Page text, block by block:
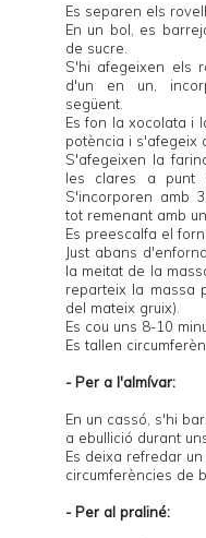
Es separen els
En un bol, es
de sucre.
S'hi afegeixen els
d'un en un,
següent.
Es fon la xocolata i
potència i s'afegeix
S'afegeixen la
les clares a punt
S'incorporen amb
tot remenant amb
Es preescalfa el forn
Just abans
la meitat de la
reparteix la massa
del mateix gruix).
Es cou uns 8-10
Es tallen
- Per a l'almívar:
En un cassó, s'hi
a ebullició durant
Es deixa refredar
circumferències de
- Per al praliné: